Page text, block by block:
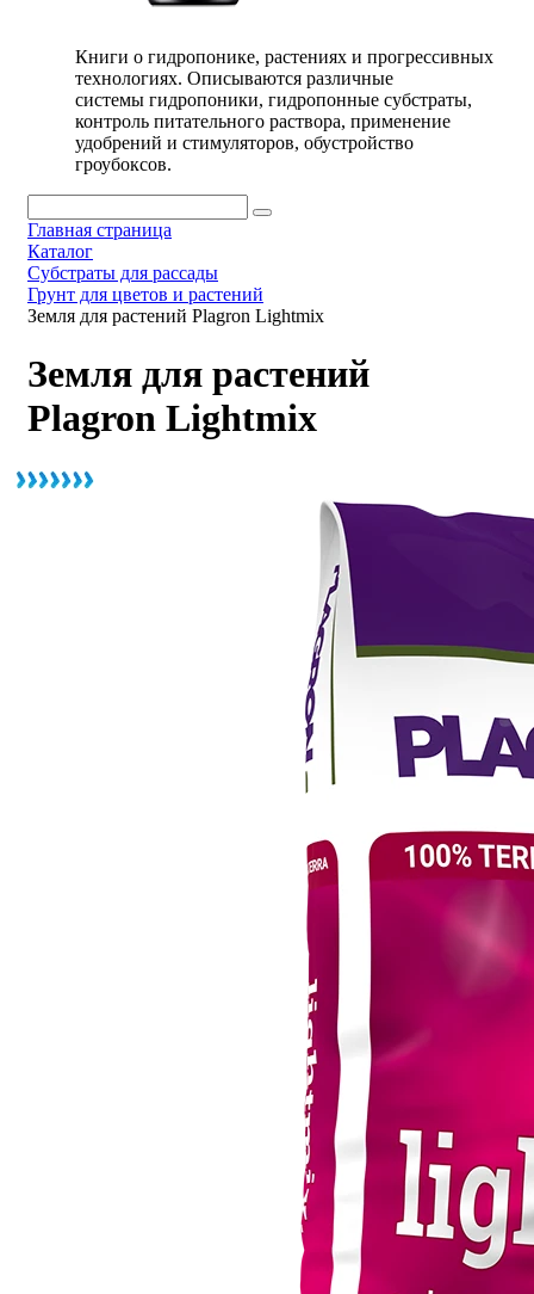
Книги о гидропонике, растениях и прогрессивных
технологиях. Описываются различные
системы гидропоники, гидропонные субстраты,
контроль питательного раствора, применение
удобрений и стимуляторов, обустройство
гроубоксов.
Главная страница
Каталог
Субстраты для рассады
Грунт для цветов и растений
Земля для растений Plagron Lightmix
Земля для растений
Plagron Lightmix